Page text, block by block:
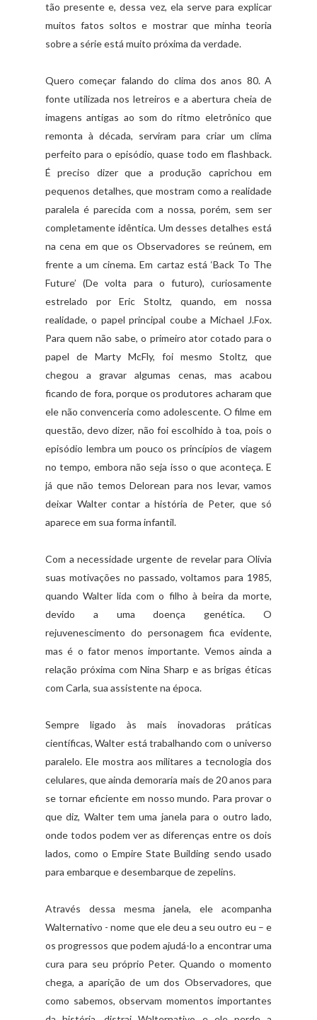
tão presente e, dessa vez, ela serve para explicar
muitos fatos soltos e mostrar que minha teoria
sobre a série está muito próxima da verdade.
Quero começar falando do clima dos anos 80. A
fonte utilizada nos letreiros e a abertura cheia de
imagens antigas ao som do ritmo eletrônico que
remonta à década, serviram para criar um clima
perfeito para o episódio, quase todo em flashback.
É preciso dizer que a produção caprichou em
pequenos detalhes, que mostram como a realidade
paralela é parecida com a nossa, porém, sem ser
completamente idêntica. Um desses detalhes está
na cena em que os Observadores se reúnem, em
frente a um cinema. Em cartaz está ‘Back To The
Future’ (De volta para o futuro), curiosamente
estrelado por Eric Stoltz, quando, em nossa
realidade, o papel principal coube a Michael J.Fox.
Para quem não sabe, o primeiro ator cotado para o
papel de Marty McFly, foi mesmo Stoltz, que
chegou a gravar algumas cenas, mas acabou
ficando de fora, porque os produtores acharam que
ele não convenceria como adolescente. O filme em
questão, devo dizer, não foi escolhido à toa, pois o
episódio lembra um pouco os princípios de viagem
no tempo, embora não seja isso o que aconteça. E
já que não temos Delorean para nos levar, vamos
deixar Walter contar a história de Peter, que só
aparece em sua forma infantil.
Com a necessidade urgente de revelar para Olivia
suas motivações no passado, voltamos para 1985,
quando Walter lida com o filho à beira da morte,
devido a uma doença genética. O
rejuvenescimento do personagem fica evidente,
mas é o fator menos importante. Vemos ainda a
relação próxima com Nina Sharp e as brigas éticas
com Carla, sua assistente na época.
Sempre ligado às mais inovadoras práticas
científicas, Walter está trabalhando com o universo
paralelo. Ele mostra aos militares a tecnologia dos
celulares, que ainda demoraria mais de 20 anos para
se tornar eficiente em nosso mundo. Para provar o
que diz, Walter tem uma janela para o outro lado,
onde todos podem ver as diferenças entre os dois
lados, como o Empire State Building sendo usado
para embarque e desembarque de zepelins.
Através dessa mesma janela, ele acompanha
Walternativo - nome que ele deu a seu outro eu – e
os progressos que podem ajudá-lo a encontrar uma
cura para seu próprio Peter. Quando o momento
chega, a aparição de um dos Observadores, que
como sabemos, observam momentos importantes